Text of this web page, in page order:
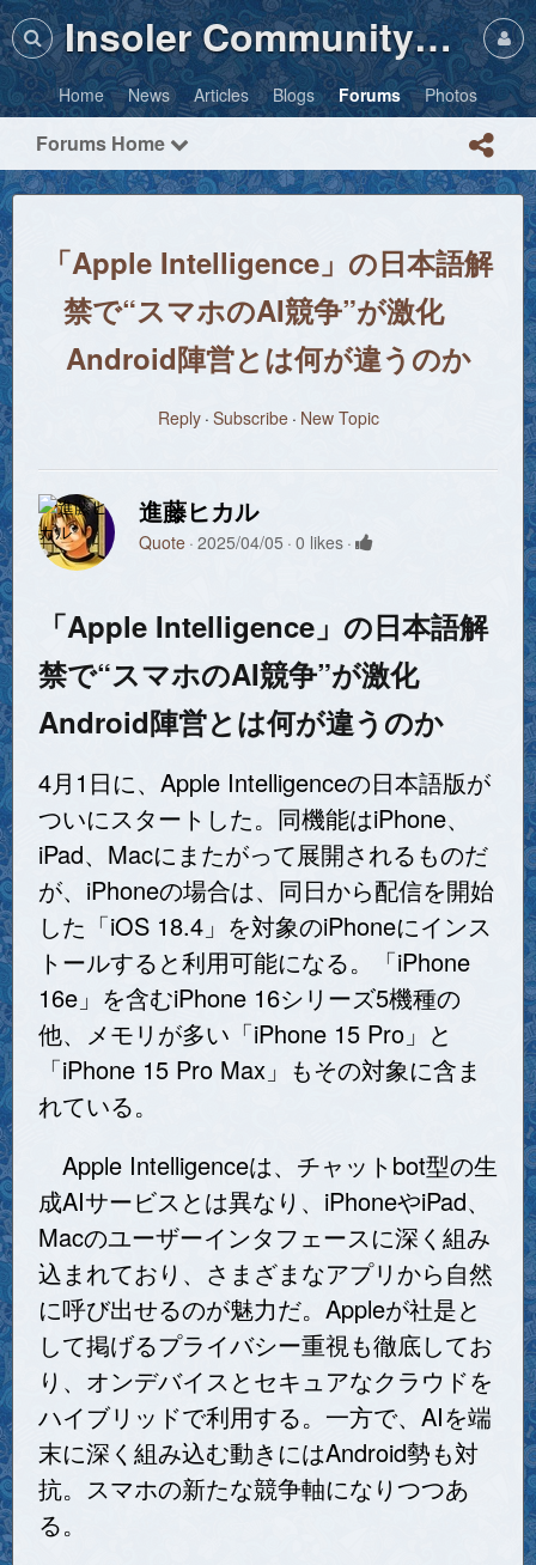
Insoler Community・Photos
Home News Articles Blogs Forums Photos
Forums Home
「Apple Intelligence」の日本語解
禁で“スマホのAI競争”が激化
Android陣営とは何が違うのか
Reply Subscribe New Topic
進藤ヒカル
Quote 2025/04/05 0 likes
「Apple Intelligence」の日本語解
禁で“スマホのAI競争”が激化
Android陣営とは何が違うのか
4月1日に、Apple Intelligenceの日本語版が
ついにスタートした。同機能はiPhone、
iPad、Macにまたがって展開されるものだ
が、iPhoneの場合は、同日から配信を開始
した「iOS 18.4」を対象のiPhoneにインス
トールすると利用可能になる。「iPhone
16e」を含むiPhone 16シリーズ5機種の
他、メモリが多い「iPhone 15 Pro」と
「iPhone 15 Pro Max」もその対象に含ま
れている。
Apple Intelligenceは、チャットbot型の生
成AIサービスとは異なり、iPhoneやiPad、
Macのユーザーインタフェースに深く組み
込まれており、さまざまなアプリから自然
に呼び出せるのが魅力だ。Appleが社是と
して掲げるプライバシー重視も徹底してお
り、オンデバイスとセキュアなクラウドを
ハイブリッドで利用する。一方で、AIを端
末に深く組み込む動きにはAndroid勢も対
抗。スマホの新たな競争軸になりつつあ
る。